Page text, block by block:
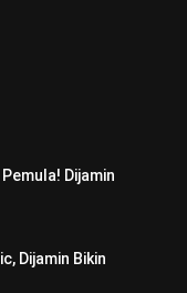
Dijamin
Dijamin Bikin